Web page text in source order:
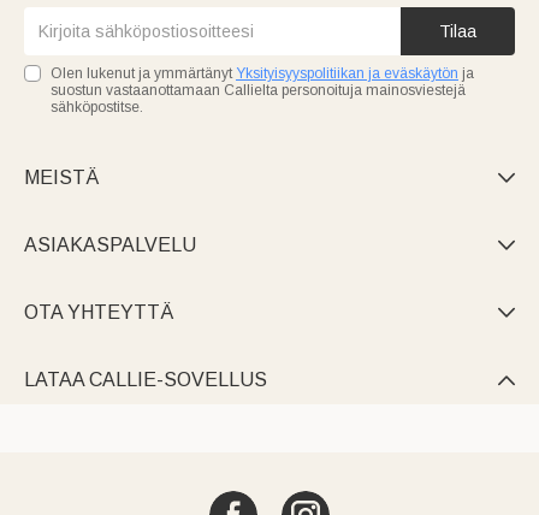
Tilaa
Olen lukenut ja ymmärtänyt Yksityisyyspolitiikan ja eväskäytön ja
suostun vastaanottamaan Callielta personoituja mainosviestejä
sähköpostitse.
MEISTÄ 
ASIAKASPALVELU 
OTA YHTEYTTÄ 
LATAA CALLIE-SOVELLUS 